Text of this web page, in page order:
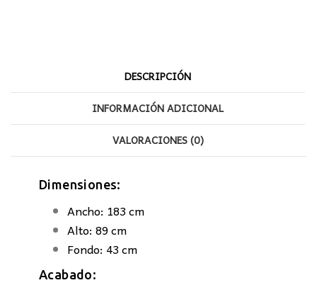
DESCRIPCIÓN
INFORMACIÓN ADICIONAL
VALORACIONES (0)
Dimensiones:
Ancho: 183 cm
Alto: 89 cm
Fondo: 43 cm
Acabado: